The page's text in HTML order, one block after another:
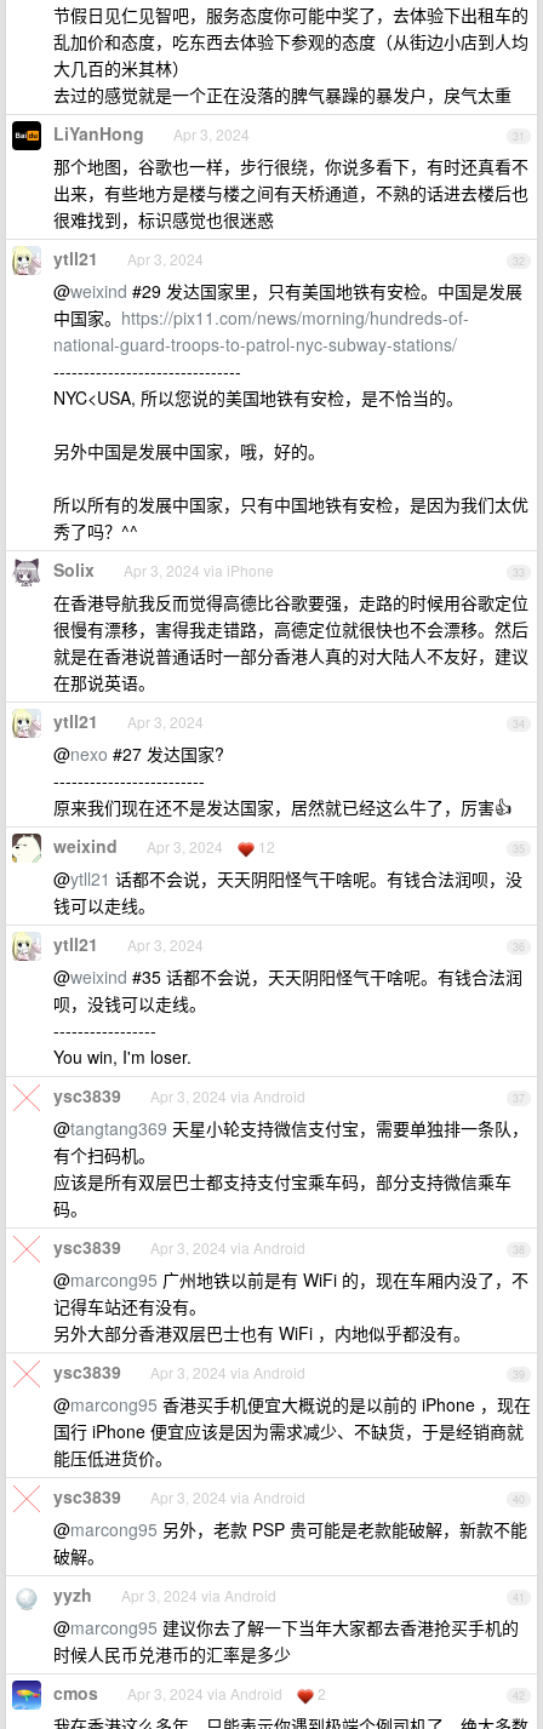
节假日见仁见智吧，服务态度你可能中奖了，去体验下出租车的
乱加价和态度，吃东西去体验下参观的态度（从街边小店到人均
大几百的米其林）
去过的感觉就是一个正在没落的脾气暴躁的暴发户，戾气太重
31
LiYanHong Apr 3, 2024
那个地图，谷歌也一样，步行很绕，你说多看下，有时还真看不
出来，有些地方是楼与楼之间有天桥通道，不熟的话进去楼后也
很难找到，标识感觉也很迷惑
32
ytll21 Apr 3, 2024
@weixind #29 发达国家里，只有美国地铁有安检。中国是发展
中国家。 https://pix11.com/news/morning/hundreds-of-
national-guard-troops-to-patrol-nyc-subway-stations/
-------------------------------
NYC<USA, 所以您说的美国地铁有安检，是不恰当的。
另外中国是发展中国家，哦，好的。
所以所有的发展中国家，只有中国地铁有安检，是因为我们太优
秀了吗？^^
33
Solix Apr 3, 2024 via iPhone
在香港导航我反而觉得高德比谷歌要强，走路的时候用谷歌定位
很慢有漂移，害得我走错路，高德定位就很快也不会漂移。然后
就是在香港说普通话时一部分香港人真的对大陆人不友好，建议
在那说英语。
34
ytll21 Apr 3, 2024
@nexo #27 发达国家?
-------------------------
原来我们现在还不是发达国家，居然就已经这么牛了，厉害👍
35
weixind Apr 3, 2024 12
@ytll21 话都不会说，天天阴阳怪气干啥呢。有钱合法润呗，没
钱可以走线。
36
ytll21 Apr 3, 2024
@weixind #35 话都不会说，天天阴阳怪气干啥呢。有钱合法润
呗，没钱可以走线。
-----------------
You win, I'm loser.
37
ysc3839 Apr 3, 2024 via Android
@tangtang369 天星小轮支持微信支付宝，需要单独排一条队，
有个扫码机。
应该是所有双层巴士都支持支付宝乘车码，部分支持微信乘车
码。
38
ysc3839 Apr 3, 2024 via Android
@marcong95 广州地铁以前是有 WiFi 的，现在车厢内没了，不
记得车站还有没有。
另外大部分香港双层巴士也有 WiFi ，内地似乎都没有。
39
ysc3839 Apr 3, 2024 via Android
@marcong95 香港买手机便宜大概说的是以前的 iPhone ，现在
国行 iPhone 便宜应该是因为需求减少、不缺货，于是经销商就
能压低进货价。
40
ysc3839 Apr 3, 2024 via Android
@marcong95 另外，老款 PSP 贵可能是老款能破解，新款不能
破解。
41
yyzh Apr 3, 2024 via Android
@marcong95 建议你去了解一下当年大家都去香港抢买手机的
时候人民币兑港币的汇率是多少
42
cmos Apr 3, 2024 via Android 2